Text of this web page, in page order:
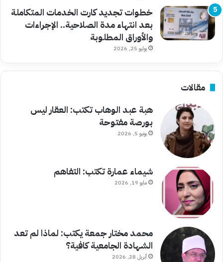
خطوات تجديد كارت الخدمات المتكاملة
بعد انتهاء مدة الصلاحية.. الإجراءات
والأوراق المطلوبة
يوليو 25, 2026
مقالات
هبة عبد الوهاب تكتب: العقار ليس
بورصة مفتوحة
يونيو 5, 2026
شيماء عمارة تكتب: التفاهم
مايو 19, 2026
محمد مختار جمعة يكتب: لماذا لم تعد
الشهادة الجامعية كافية؟
أبريل 28, 2026